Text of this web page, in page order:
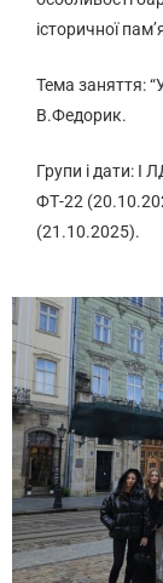
історичної
Тема заняття:
В.Федорик.
Групи і дати: І
ФТ-22
(21.10.2025).